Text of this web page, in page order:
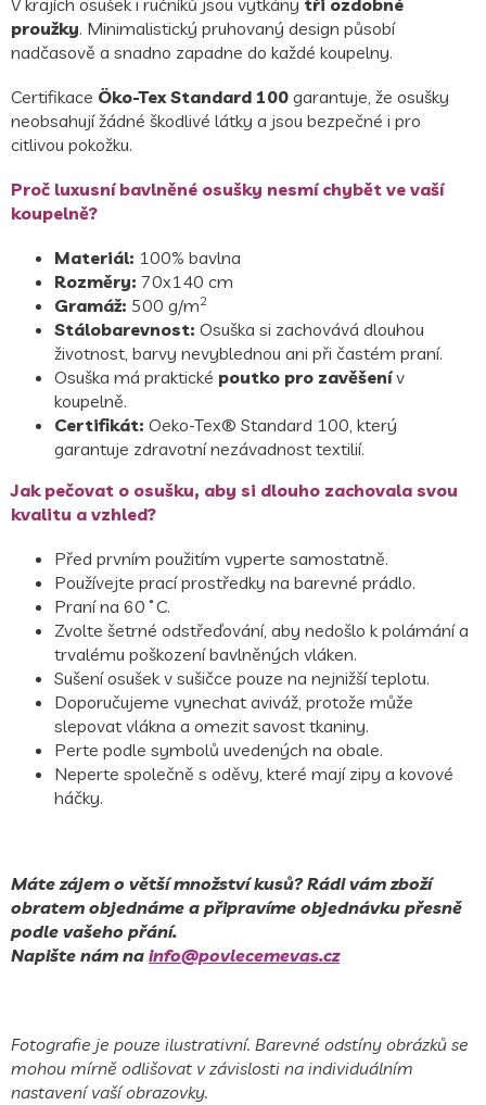
V krajích osušek i ručníků jsou vytkány tři ozdobné
proužky. Minimalistický pruhovaný design působí
nadčasově a snadno zapadne do každé koupelny.
Certifikace Öko-Tex Standard 100 garantuje, že osušky
neobsahují žádné škodlivé látky a jsou bezpečné i pro
citlivou pokožku.
Proč luxusní bavlněné osušky nesmí chybět ve vaší
koupelně?
Materiál: 100% bavlna
Rozměry: 70x140 cm
Gramáž: 500 g/m2
Stálobarevnost: Osuška si zachovává dlouhou
životnost, barvy nevyblednou ani při častém praní.
Osuška má praktické poutko pro zavěšení v
koupelně.
Certifikát: Oeko-Tex® Standard 100, který
garantuje zdravotní nezávadnost textilií.
Jak pečovat o osušku, aby si dlouho zachovala svou
kvalitu a vzhled?
Před prvním použitím vyperte samostatně.
Používejte prací prostředky na barevné prádlo.
Praní na 60 ˚C.
Zvolte šetrné odstřeďování, aby nedošlo k polámání a
trvalému poškození bavlněných vláken.
Sušení osušek v sušičce pouze na nejnižší teplotu.
Doporučujeme vynechat aviváž, protože může
slepovat vlákna a omezit savost tkaniny.
Perte podle symbolů uvedených na obale.
Neperte společně s oděvy, které mají zipy a kovové
háčky.
Máte zájem o větší množství kusů? Rádi vám zboží
obratem objednáme a připravíme objednávku přesně
podle vašeho přání.
Napište nám na info@povlecemevas.cz
Fotografie je pouze ilustrativní. Barevné odstíny obrázků se
mohou mírně odlišovat v závislosti na individuálním
nastavení vaší obrazovky.